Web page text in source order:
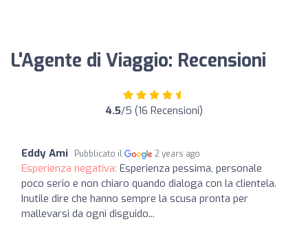
L'Agente di Viaggio: Recensioni
4.5/5 (16 Recensioni)
Eddy Ami Pubblicato il 2 years ago
Esperienza negativa: Esperienza pessima, personale
poco serio e non chiaro quando dialoga con la clientela.
Inutile dire che hanno sempre la scusa pronta per
mallevarsi da ogni disguido...